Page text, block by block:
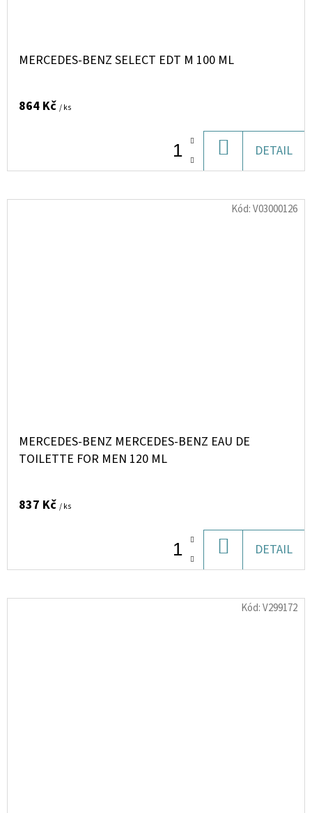
MERCEDES-BENZ SELECT EDT M 100 ML
864 Kč / ks
KOŠÍKU
DETAIL
MERCEDES-BENZ MERCEDES-BENZ EAU DE
TOILETTE FOR MEN 120 ML
837 Kč / ks
KOŠÍKU
DETAIL
Kód:V03000126
Kód:V299172